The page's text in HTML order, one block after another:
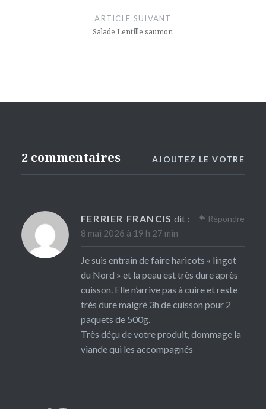
ARTICLE SUIVANT
Salade Lentille saumon
2 commentaires AJOUTEZ LE VOTRE
FERRIER FRANCIS dit :
8 mai 2026 à 19 h 27 min
Je suis entrain de faire haricots « lingot
du Nord » et la peau est très dure après
cuisson. Elle n’arrive pas à cuire et reste
très dure malgré 3h de cuisson pour 2
paquets de 500g.
Très déçu de votre produit, dommage la
viande qui les accompagnés
Répondre